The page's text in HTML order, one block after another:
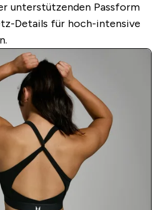
unterstützenden Passform
Details für hoch-intensive